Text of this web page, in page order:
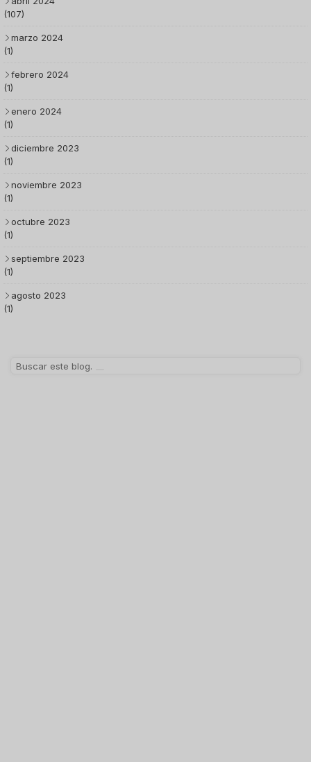
(107)
marzo 2024
(1)
febrero 2024
(1)
enero 2024
(1)
diciembre 2023
(1)
noviembre 2023
(1)
octubre 2023
(1)
septiembre 2023
(1)
agosto 2023
(1)